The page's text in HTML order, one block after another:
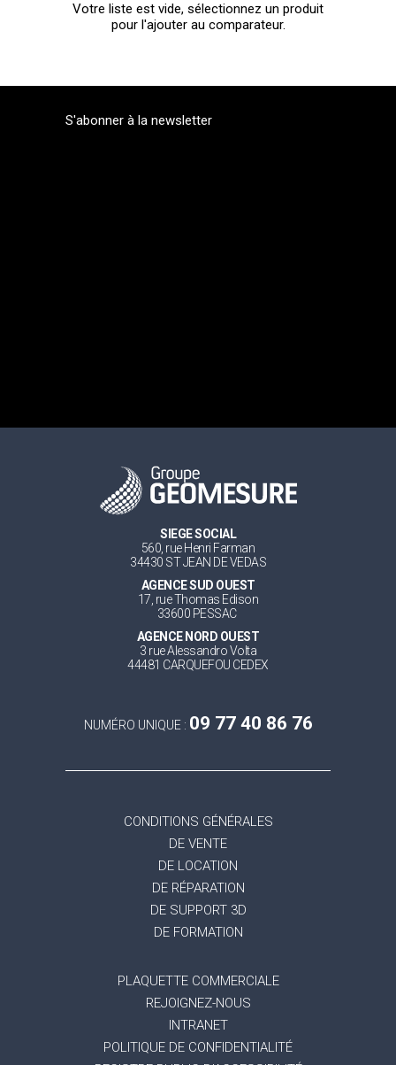
Votre liste est vide, sélectionnez un produit
pour l'ajouter au comparateur.
S'abonner à la newsletter
SIEGE SOCIAL
560, rue Henri Farman
34430 ST JEAN DE VEDAS
AGENCE SUD OUEST
17, rue Thomas Edison
33600 PESSAC
AGENCE NORD OUEST
3 rue Alessandro Volta
44481 CARQUEFOU CEDEX
NUMÉRO UNIQUE : 09 77 40 86 76
CONDITIONS GÉNÉRALES
DE VENTE
DE LOCATION
DE RÉPARATION
DE SUPPORT 3D
DE FORMATION
PLAQUETTE COMMERCIALE
REJOIGNEZ-NOUS
INTRANET
POLITIQUE DE CONFIDENTIALITÉ